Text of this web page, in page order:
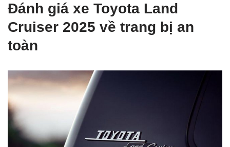
Đánh giá xe Toyota Land
Cruiser 2025 về trang bị an
toàn